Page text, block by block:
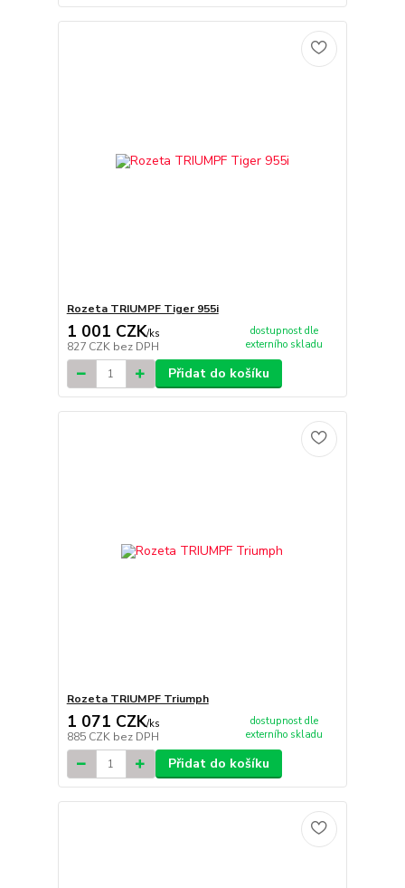
Rozeta TRIUMPF Tiger 955i
1 001 CZK/ks
827 CZK bez DPH
dostupnost dle
externího skladu
Přidat do košíku
Rozeta TRIUMPF Triumph
1 071 CZK/ks
885 CZK bez DPH
dostupnost dle
externího skladu
Přidat do košíku